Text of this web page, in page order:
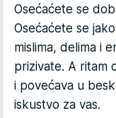
Osećaćete se
Osećaćete se
mislima, delima i
prizivate. A ritam
i povećava u
iskustvo za vas.